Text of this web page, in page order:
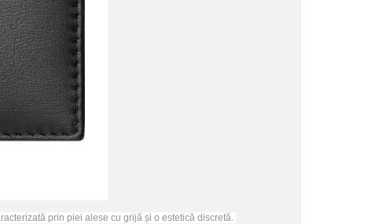
prin piei alese cu grijă și o estetică discretă.